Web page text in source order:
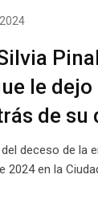
le
de su
deceso de la
2024 en la